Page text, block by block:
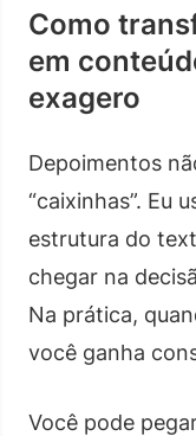
Como
em
exagero
Depoimentos
“caixinhas”. Eu
estrutura do
chegar na
Na prática,
você ganha
Você pode